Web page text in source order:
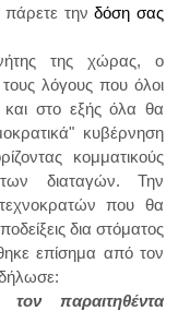
πάρετε τηνδόση σας
της χώρας, ο
λόγους που όλοι
στο εξής όλα θα
κυβέρνηση
κομματικούς
διαταγών. Την
που θα
δια στόματος
επίσημα από τον
παραιτηθέντα